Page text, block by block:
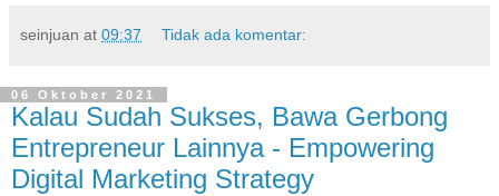
seinjuan at 09:37 Tidak ada komentar:
06 Oktober 2021
Kalau Sudah Sukses, Bawa Gerbong
Entrepreneur Lainnya - Empowering
Digital Marketing Strategy